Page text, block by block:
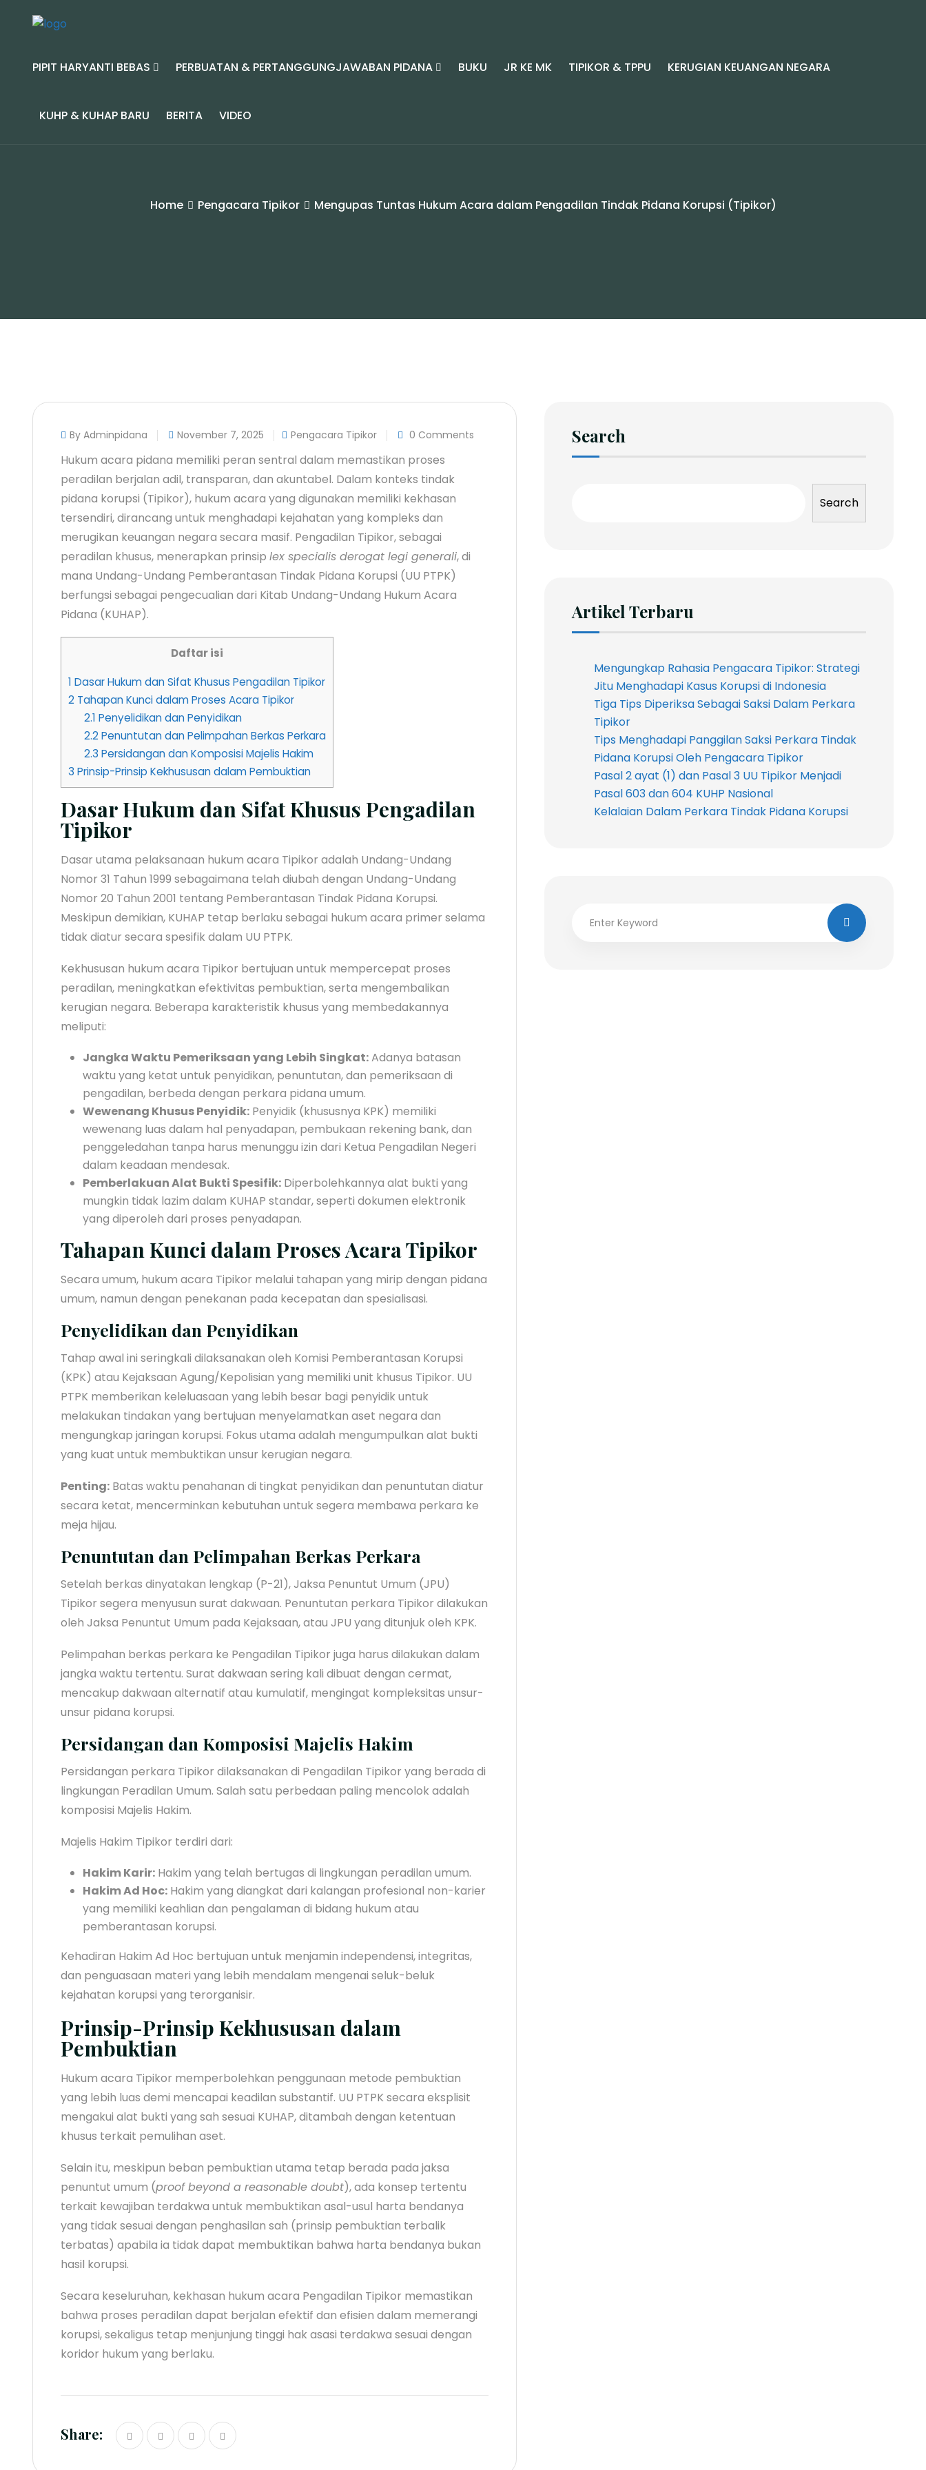
PIPIT HARYANTI BEBAS PERBUATAN & PERTANGGUNGJAWABAN PIDANA BUKU JR KE MK TIPIKOR & TPPU KERUGIAN KEUANGAN NEGARA
KUHP & KUHAP BARU BERITA VIDEO
Home Pengacara Tipikor Mengupas Tuntas Hukum Acara dalam Pengadilan Tindak Pidana Korupsi (Tipikor)
By Adminpidana November 7, 2025 Pengacara Tipikor 0 Comments
Hukum acara pidana memiliki peran sentral dalam memastikan proses
peradilan berjalan adil, transparan, dan akuntabel. Dalam konteks tindak
pidana korupsi (Tipikor), hukum acara yang digunakan memiliki kekhasan
tersendiri, dirancang untuk menghadapi kejahatan yang kompleks dan
merugikan keuangan negara secara masif. Pengadilan Tipikor, sebagai
peradilan khusus, menerapkan prinsip lex specialis derogat legi generali, di
mana Undang-Undang Pemberantasan Tindak Pidana Korupsi (UU PTPK)
berfungsi sebagai pengecualian dari Kitab Undang-Undang Hukum Acara
Pidana (KUHAP).
Daftar isi
1 Dasar Hukum dan Sifat Khusus Pengadilan Tipikor
2 Tahapan Kunci dalam Proses Acara Tipikor
2.1 Penyelidikan dan Penyidikan
2.2Penuntutan dan Pelimpahan Berkas Perkara
2.3 Persidangan dan Komposisi Majelis Hakim
3 Prinsip-Prinsip Kekhususan dalam Pembuktian
Dasar Hukum dan Sifat Khusus Pengadilan
Tipikor
Dasar utama pelaksanaan hukum acara Tipikor adalah Undang-Undang
Nomor 31 Tahun 1999 sebagaimana telah diubah dengan Undang-Undang
Nomor 20 Tahun 2001 tentang Pemberantasan Tindak Pidana Korupsi.
Meskipun demikian, KUHAP tetap berlaku sebagai hukum acara primer selama
tidak diatur secara spesifik dalam UU PTPK.
Kekhususan hukum acara Tipikor bertujuan untuk mempercepat proses
peradilan, meningkatkan efektivitas pembuktian, serta mengembalikan
kerugian negara. Beberapa karakteristik khusus yang membedakannya
meliputi:
Jangka Waktu Pemeriksaan yang Lebih Singkat:Adanya batasan
waktu yang ketat untuk penyidikan, penuntutan, dan pemeriksaan di
pengadilan, berbeda dengan perkara pidana umum.
Wewenang Khusus Penyidik: Penyidik (khususnya KPK) memiliki
wewenang luas dalam hal penyadapan, pembukaan rekening bank, dan
penggeledahan tanpa harus menunggu izin dari Ketua Pengadilan Negeri
dalam keadaan mendesak.
Pemberlakuan Alat Bukti Spesifik: Diperbolehkannya alat bukti yang
mungkin tidak lazim dalam KUHAP standar, seperti dokumen elektronik
yang diperoleh dari proses penyadapan.
Tahapan Kunci dalam Proses Acara Tipikor
Secara umum, hukum acara Tipikor melalui tahapan yang mirip dengan pidana
umum, namun dengan penekanan pada kecepatan dan spesialisasi.
Penyelidikan dan Penyidikan
Tahap awal ini seringkali dilaksanakan oleh Komisi Pemberantasan Korupsi
(KPK) atau Kejaksaan Agung/Kepolisian yang memiliki unit khusus Tipikor. UU
PTPK memberikan keleluasaan yang lebih besar bagi penyidik untuk
melakukan tindakan yang bertujuan menyelamatkan aset negara dan
mengungkap jaringan korupsi. Fokus utama adalah mengumpulkan alat bukti
yang kuat untuk membuktikan unsur kerugian negara.
Penting: Batas waktu penahanan di tingkat penyidikan dan penuntutan diatur
secara ketat, mencerminkan kebutuhan untuk segera membawa perkara ke
meja hijau.
Penuntutan dan Pelimpahan Berkas Perkara
Setelah berkas dinyatakan lengkap (P-21), Jaksa Penuntut Umum (JPU)
Tipikor segera menyusun surat dakwaan. Penuntutan perkara Tipikor dilakukan
oleh Jaksa Penuntut Umum pada Kejaksaan, atau JPU yang ditunjuk oleh KPK.
Pelimpahan berkas perkara ke Pengadilan Tipikor juga harus dilakukan dalam
jangka waktu tertentu. Surat dakwaan sering kali dibuat dengan cermat,
mencakup dakwaan alternatif atau kumulatif, mengingat kompleksitas unsur-
unsur pidana korupsi.
Persidangan dan Komposisi Majelis Hakim
Persidangan perkara Tipikor dilaksanakan di Pengadilan Tipikor yang berada di
lingkungan Peradilan Umum. Salah satu perbedaan paling mencolok adalah
komposisi Majelis Hakim.
Majelis Hakim Tipikor terdiri dari:
Hakim Karir: Hakim yang telah bertugas di lingkungan peradilan umum.
Hakim Ad Hoc: Hakim yang diangkat dari kalangan profesional non-karier
yang memiliki keahlian dan pengalaman di bidang hukum atau
pemberantasan korupsi.
Kehadiran Hakim Ad Hoc bertujuan untuk menjamin independensi, integritas,
dan penguasaan materi yang lebih mendalam mengenai seluk-beluk
kejahatan korupsi yang terorganisir.
Prinsip-Prinsip Kekhususan dalam
Pembuktian
Hukum acara Tipikor memperbolehkan penggunaan metode pembuktian
yang lebih luas demi mencapai keadilan substantif. UU PTPK secara eksplisit
mengakui alat bukti yang sah sesuai KUHAP, ditambah dengan ketentuan
khusus terkait pemulihan aset.
Selain itu, meskipun beban pembuktian utama tetap berada pada jaksa
penuntut umum (proof beyond a reasonable doubt), ada konsep tertentu
terkait kewajiban terdakwa untuk membuktikan asal-usul harta bendanya
yang tidak sesuai dengan penghasilan sah (prinsip pembuktian terbalik
terbatas) apabila ia tidak dapat membuktikan bahwa harta bendanya bukan
hasil korupsi.
Secara keseluruhan, kekhasan hukum acara Pengadilan Tipikor memastikan
bahwa proses peradilan dapat berjalan efektif dan efisien dalam memerangi
korupsi, sekaligus tetap menjunjung tinggi hak asasi terdakwa sesuai dengan
koridor hukum yang berlaku.
Share:
Search
Search
Artikel Terbaru
Mengungkap Rahasia Pengacara Tipikor: Strategi
Jitu Menghadapi Kasus Korupsi di Indonesia
Tiga Tips Diperiksa Sebagai Saksi Dalam Perkara
Tipikor
Tips Menghadapi Panggilan Saksi Perkara Tindak
Pidana Korupsi Oleh Pengacara Tipikor
Pasal 2 ayat (1) dan Pasal 3 UU Tipikor Menjadi
Pasal 603 dan 604 KUHP Nasional
Kelalaian Dalam Perkara Tindak Pidana Korupsi